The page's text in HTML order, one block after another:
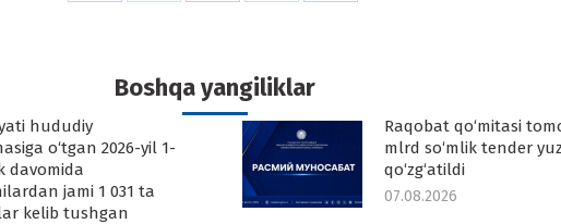
Boshqa yangiliklar
hududiy
o‘tgan 2026-yil 1-
davomida
jami 1 031 ta
kelib tushgan
Raqobat qo‘mitasi
mlrd so‘mlik tender
qo‘zg‘atildi
07.08.2026